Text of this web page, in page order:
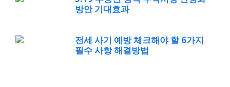
방안 기대효과
전세 사기 예방 체크해야 할 6가지
필수 사항 해결방법